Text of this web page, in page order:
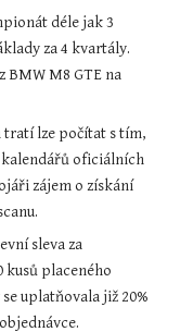
déle jak 3
za 4 kvartály.
BMW M8 GTE na
tratí lze počítat s tím,
oficiálních
zájem o získání
sleva za
kusů placeného
uplatňovala již 20%